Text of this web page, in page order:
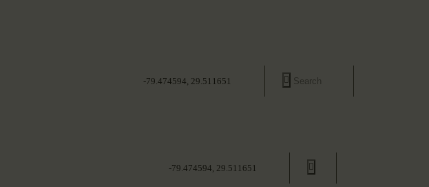
-79.474594, 29.511651
-79.474594, 29.511651